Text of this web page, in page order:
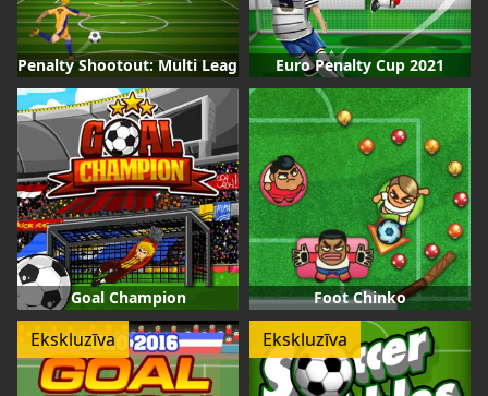
Penalty Shootout: Multi League Euro Penalty Cup 2021
Goal Champion Foot Chinko
Ekskluzīva Ekskluzīva